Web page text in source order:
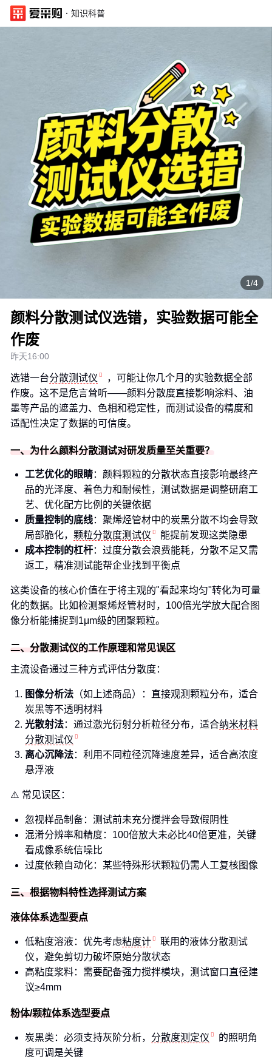
· 知识科普
1/4
颜料分散测试仪选错，实验数据可能全
作废
昨天16:00
选错一台分散测试仪
，可能让你几个月的实验数据全部
作废。这不是危言耸听——颜料分散度直接影响涂料、油
墨等产品的遮盖力、色相和稳定性，而测试设备的精度和
适配性决定了数据的可信度。
一、为什么颜料分散测试对研发质量至关重要？
工艺优化的眼睛：颜料颗粒的分散状态直接影响最终产
品的光泽度、着色力和耐候性，测试数据是调整研磨工
艺、优化配方比例的关键依据
质量控制的底线：聚烯烃管材中的炭黑分散不均会导致
局部脆化， 颗粒分散度测试仪
能提前发现这类隐患
成本控制的杠杆：过度分散会浪费能耗，分散不足又需
返工，精准测试能帮企业找到平衡点
这类设备的核心价值在于将主观的"看起来均匀"转化为可量
化的数据。比如检测聚烯烃管材时，100倍光学放大配合图
像分析能捕捉到1μm级的团聚颗粒。
二、分散测试仪的工作原理和常见误区
主流设备通过三种方式评估分散度：
图像分析法 （如上述商品）：直接观测颗粒分布，适合
炭黑等不透明材料
光散射法：通过激光衍射分析粒径分布，适合纳米材料
分散测试仪
离心沉降法：利用不同粒径沉降速度差异，适合高浓度
悬浮液
⚠️ 常见误区：
忽视样品制备：测试前未充分搅拌会导致假阴性
混淆分辨率和精度：100倍放大未必比40倍更准，关键
看成像系统信噪比
过度依赖自动化：某些特殊形状颗粒仍需人工复核图像
三、根据物料特性选择测试方案
液体体系选型要点
低粘度溶液：优先考虑粘度计
联用的液体分散测试
仪，避免剪切力破坏原始分散状态
高粘度浆料：需要配备强力搅拌模块，测试窗口直径建
议≥4mm
粉体/颗粒体系选型要点
炭黑类：必须支持灰阶分析， 分散度测定仪
的照明角
度可调是关键